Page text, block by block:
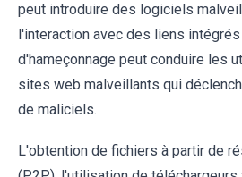
peut introduire des logiciels
l'interaction avec des liens
d'hameçonnage peut conduire les
sites web malveillants qui
de maliciels.
L'obtention de fichiers à partir de